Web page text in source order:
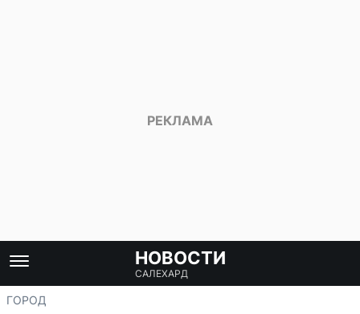
НОВОСТИ
САЛЕХАРД
ГОРОД